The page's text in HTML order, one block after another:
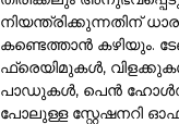
നിയന്ത്രിക്കുന്നതിന്
കണ്ടെത്താൻ കഴിയും.
ഫ്രെയിമുകൾ,
പാഡുകൾ, പെൻ
പോലുള്ള സ്റ്റേഷനറി